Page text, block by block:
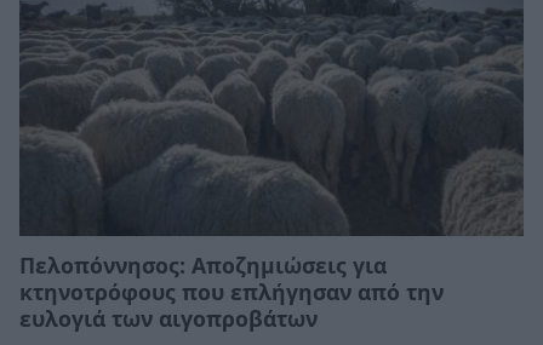
Πελοπόννησος: Αποζημιώσεις για
κτηνοτρόφους που επλήγησαν από την
ευλογιά των αιγοπροβάτων